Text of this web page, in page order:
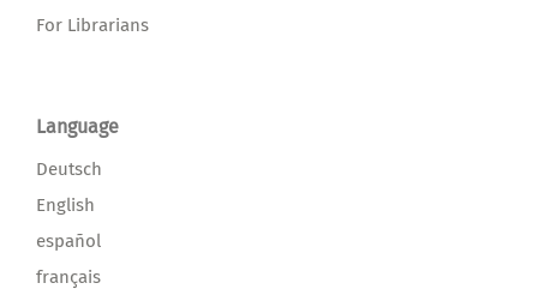
For Librarians
Language
Deutsch
English
español
français